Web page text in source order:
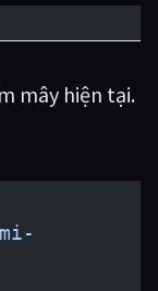
mây hiện tại.